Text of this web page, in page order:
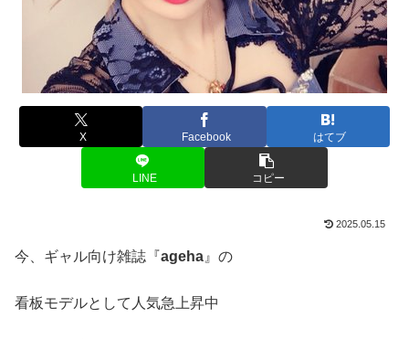
X Facebook はてブ
LINE コピー
2025.05.15
今、ギャル向け雑誌『ageha 』の
看板モデルとして人気急上昇中